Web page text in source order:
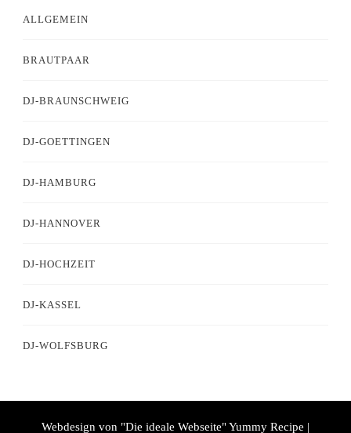
ALLGEMEIN
BRAUTPAAR
DJ-BRAUNSCHWEIG
DJ-GOETTINGEN
DJ-HAMBURG
DJ-HANNOVER
DJ-HOCHZEIT
DJ-KASSEL
DJ-WOLFSBURG
Webdesign von "Die ideale Webseite"Yummy Recipe |